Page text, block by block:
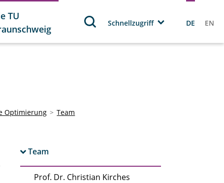
TU
Schnellzugriff DE EN
Optimierung Team
Team
Prof. Dr. Christian Kirches